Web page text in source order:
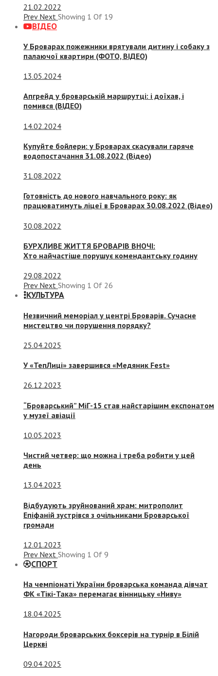
21.02.2022
Prev Next Showing 1 Of 19
ВІДЕО
У Броварах пожежники врятували дитину і собаку з
палаючої квартири (ФОТО, ВІДЕО)
13.05.2024
Апгрейд у броварській маршрутці: і доїхав, і
помився (ВІДЕО)
14.02.2024
Купуйте бойлери: у Броварах скасували гаряче
водопостачання 31.08.2022 (Відео)
31.08.2022
Готовність до нового навчального року: як
працюватимуть ліцеї в Броварах 30.08.2022 (Відео)
30.08.2022
БУРХЛИВЕ ЖИТТЯ БРОВАРІВ ВНОЧІ:
Хто найчастіше порушує комендантську годину
29.08.2022
Prev Next Showing 1 Of 26
КУЛЬТУРА
Незвичний меморіал у центрі Броварів. Сучасне
мистецтво чи порушення порядку?
25.04.2025
У «ТепЛиці» завершився «Медяник Fest»
26.12.2023
“Броварський” МіГ-15 став найстарішим експонатом
у музеї авіації
10.05.2023
Чистий четвер: що можна і треба робити у цей
день
13.04.2023
Відбудують зруйнований храм: митрополит
Епіфаній зустрівся з очільниками Броварської
громади
12.01.2023
Prev Next Showing 1 Of 9
СПОРТ
На чемпіонаті України броварська команда дівчат
ФК «Тікі-Така» перемагає вінницьку «Ниву»
18.04.2025
Нагороди броварських боксерів на турнір в Білій
Церкві
09.04.2025